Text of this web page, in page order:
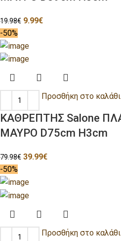
19.98€ 9.99€
-50%
Προσθήκη στο καλάθι
ΚΑΘΡΕΠΤΗΣ Salone
ΜΑΥΡΟ D75cm H3cm
79.98€ 39.99€
-50%
Προσθήκη στο καλάθι